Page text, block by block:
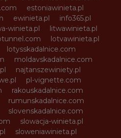
estoniawinieta.pl
ewinieta.pl
info365.pl
winieta.pl
litwawinieta.pl
lotvawinieta.pl
lotysskadalnice.com
moldavskadalnice.com
najtanszewiniety.pl
pl-vignette.com
rakouskadalnice.com
rumunskadalnice.com
slovenskadalnice.com
slowacja-winieta.pl
sloweniawinieta.pl